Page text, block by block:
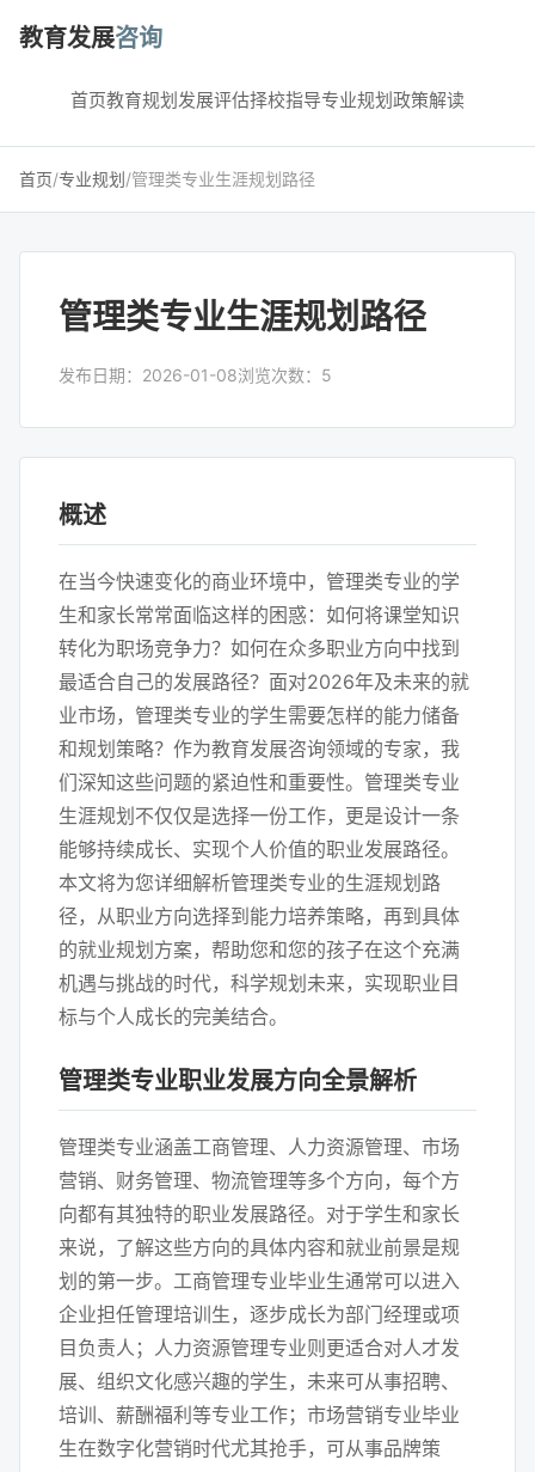
教育发展咨询
首页教育规划发展评估择校指导专业规划政策解读
首页/专业规划/管理类专业生涯规划路径
管理类专业生涯规划路径
发布日期：2026-01-08浏览次数：5
概述
在当今快速变化的商业环境中，管理类专业的学
生和家长常常面临这样的困惑：如何将课堂知识
转化为职场竞争力？如何在众多职业方向中找到
最适合自己的发展路径？面对2026年及未来的就
业市场，管理类专业的学生需要怎样的能力储备
和规划策略？作为教育发展咨询领域的专家，我
们深知这些问题的紧迫性和重要性。管理类专业
生涯规划不仅仅是选择一份工作，更是设计一条
能够持续成长、实现个人价值的职业发展路径。
本文将为您详细解析管理类专业的生涯规划路
径，从职业方向选择到能力培养策略，再到具体
的就业规划方案，帮助您和您的孩子在这个充满
机遇与挑战的时代，科学规划未来，实现职业目
标与个人成长的完美结合。
管理类专业职业发展方向全景解析
管理类专业涵盖工商管理、人力资源管理、市场
营销、财务管理、物流管理等多个方向，每个方
向都有其独特的职业发展路径。对于学生和家长
来说，了解这些方向的具体内容和就业前景是规
划的第一步。工商管理专业毕业生通常可以进入
企业担任管理培训生，逐步成长为部门经理或项
目负责人；人力资源管理专业则更适合对人才发
展、组织文化感兴趣的学生，未来可从事招聘、
培训、薪酬福利等专业工作；市场营销专业毕业
生在数字化营销时代尤其抢手，可从事品牌策